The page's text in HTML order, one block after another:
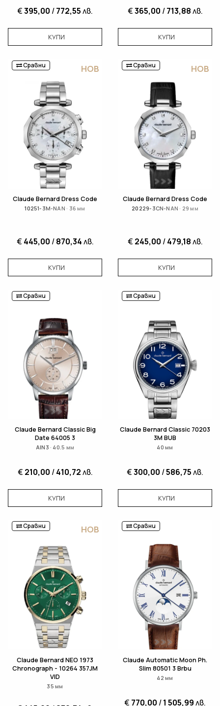
€395,00 /772,55лв.
КУПИ
€365,00 /713,88лв.
КУПИ
Сравни НОВ
Claude Bernard Dress Code
10251-3M-NAN · 36 мм
€ 445,00 /870,34лв.
КУПИ
Сравни НОВ
Claude Bernard Dress Code
20229-3CN-NAN · 29 мм
€ 245,00 /479,18лв.
КУПИ
Сравни
Claude Bernard Classic Big
Date 64005 3
AIN3 · 40.5 мм
€ 210,00 /410,72лв.
КУПИ
Сравни
Claude Bernard Classic 70203
3M BUB
40 мм
€300,00 /586,75лв.
КУПИ
Сравни НОВ
Claude Bernard NEO 1973
Chronograph - 10264 357JM
VID
35 мм
Сравни
Claude Automatic Moon Ph.
Slim 80501 3 Brbu
42 мм
€ 770,00 /1 505,99лв.